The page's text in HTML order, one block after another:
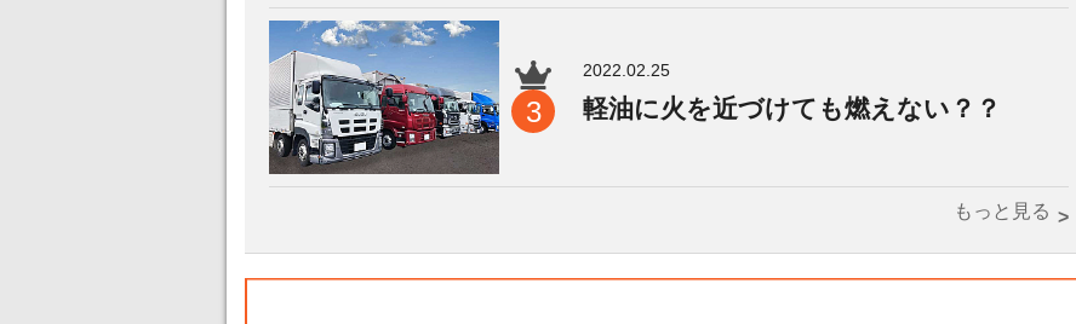
3
2022.02.25
軽油に火を近づけても燃えない？？
もっと見る